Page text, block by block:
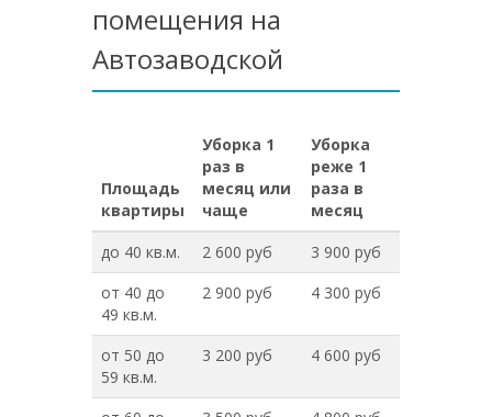
помещения на
Автозаводской
Площадь
квартиры
Уборка 1
раз в
месяц или
чаще
Уборка
реже 1
раза в
месяц
до 40 кв.м.
2 600 руб
3 900 руб
от 40 до
49 кв.м.
2 900 руб 4 300 руб
от 50 до
59 кв.м.
3 200 руб 4 600 руб